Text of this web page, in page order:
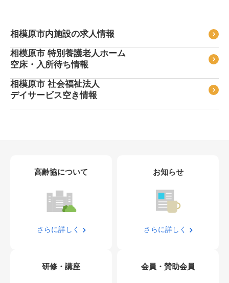
相模原市内施設の求人情報
相模原市 特別養護老人ホーム
空床・入所待ち情報
相模原市 社会福祉法人
デイサービス空き情報
高齢協について
さらに詳しく
お知らせ
さらに詳しく
研修・講座 会員・賛助会員